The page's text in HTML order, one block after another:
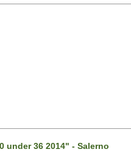
under 36 2014" - Salerno